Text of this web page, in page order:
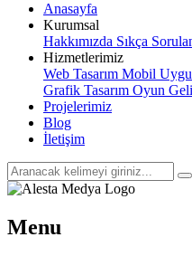
Anasayfa
Kurumsal
Hakkımızda Sıkça
Hizmetlerimiz
Web Tasarım Mobil
Grafik Tasarım Oyun
Projelerimiz
Blog
İletişim
Menu